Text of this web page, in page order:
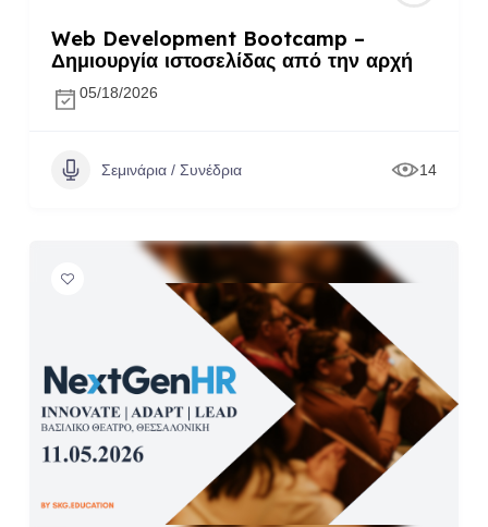
Web Development Bootcamp –
Δημιουργία ιστοσελίδας από την αρχή
05/18/2026
Σεμινάρια / Συνέδρια 14